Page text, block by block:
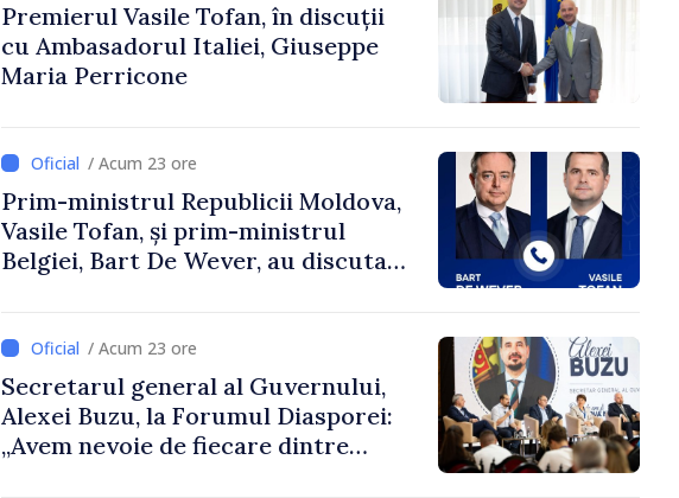
Premierul Vasile Tofan, în discuții
cu Ambasadorul Italiei, Giuseppe
Maria Perricone
/ Acum 23 ore
Prim-ministrul Republicii Moldova,
Vasile Tofan, și prim-ministrul
Belgiei, Bart De Wever, au discutat
/ Acum 23 ore
Secretarul general al Guvernului,
Alexei Buzu, la Forumul Diasporei:
„Avem nevoie de fiecare dintre